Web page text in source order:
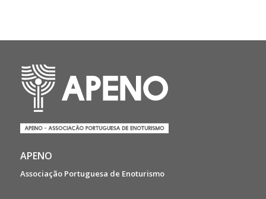
APENO
Associação Portuguesa de Enoturismo